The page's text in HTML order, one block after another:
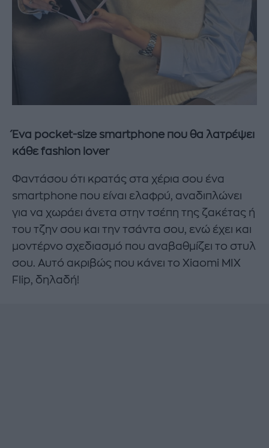
Ένα pocket-size smartphone που θα λατρέψει
κάθε fashion lover
Φαντάσου ότι κρατάς στα χέρια σου ένα
smartphone που είναι ελαφρύ, αναδιπλώνει
για να χωράει άνετα στην τσέπη της ζακέτας ή
του τζην σου και την τσάντα σου, ενώ έχει και
μοντέρνο σχεδιασμό που αναβαθμίζει το στυλ
σου. Αυτό ακριβώς που κάνει το Xiaomi MIX
Flip, δηλαδή!